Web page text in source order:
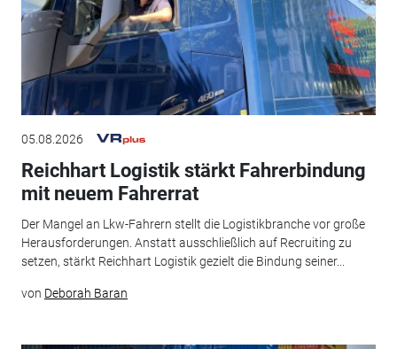
05.08.2026
Reichhart Logistik stärkt Fahrerbindung
mit neuem Fahrerrat
Der Mangel an Lkw-Fahrern stellt die Logistikbranche vor große
Herausforderungen. Anstatt ausschließlich auf Recruiting zu
setzen, stärkt Reichhart Logistik gezielt die Bindung seiner...
von Deborah Baran